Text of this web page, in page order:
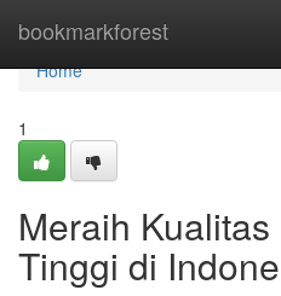
bookmarkforest
Home
Home
1
Meraih
Tinggi di